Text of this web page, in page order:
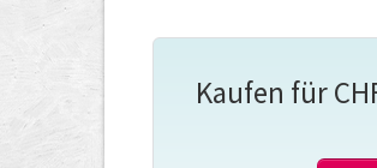
Kaufen für